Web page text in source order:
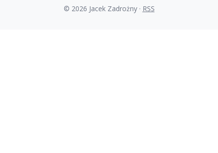
© 2026 Jacek Zadrożny · RSS